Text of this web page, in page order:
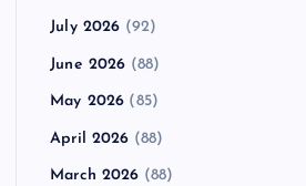
July 2026 (92)
June 2026 (88)
May 2026 (85)
April 2026 (88)
March 2026 (88)